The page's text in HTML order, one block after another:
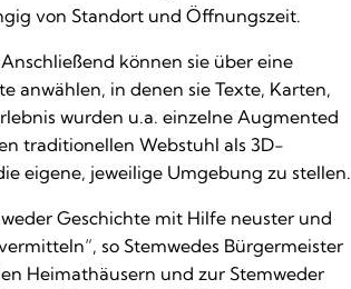
von Standort und Öffnungszeit.
können sie über eine
anwählen, in denen sie Texte, Karten,
wurden u.a. einzelne Augmented
traditionellen Webstuhl als 3D-
eigene, jeweilige Umgebung zu stellen.
Geschichte mit Hilfe neuster und
so Stemwedes Bürgermeister
Heimathäusern und zur Stemweder